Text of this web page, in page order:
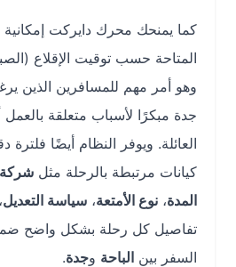
كما يمنحك محرك دايركت إمكانية
المتاحة حسب توقيت الإقلاع (الصباح،
وهو أمر مهم للمسافرين الذين
جدة مبكرًا لأسباب متعلقة بالعمل أو
العائلة. ويوفر النظام أيضًا فلترة دقيقة
كيانات مرتبطة بالرحلة مثلشركة
،نوع الأمتعة،سياسة التعديل،
تفاصيل كل رحلة بشكل واضح ضمن
السفر بينالباحة وجدة